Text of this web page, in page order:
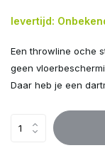
levertijd:
Een throwline oche
geen
Daar heb je een